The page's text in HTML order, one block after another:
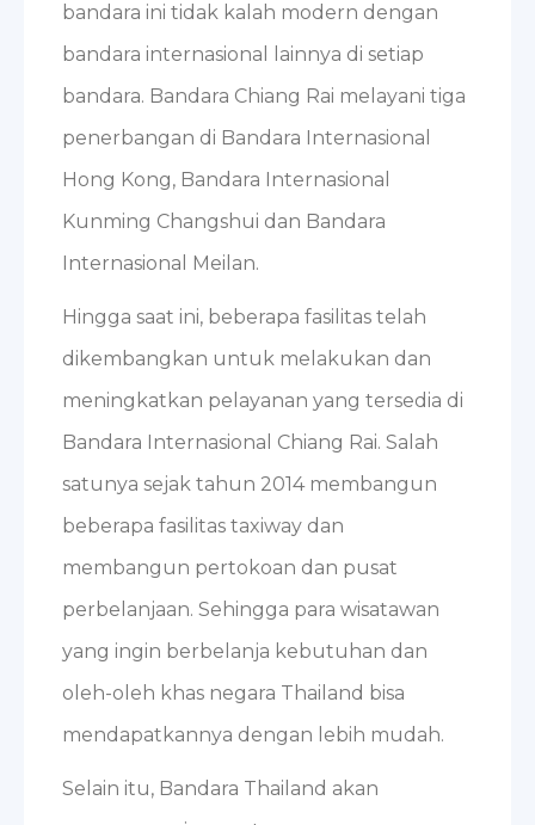
bandara ini tidak kalah modern dengan
bandara internasional lainnya di setiap
bandara. Bandara Chiang Rai melayani tiga
penerbangan di Bandara Internasional
Hong Kong, Bandara Internasional
Kunming Changshui dan Bandara
Internasional Meilan.
Hingga saat ini, beberapa fasilitas telah
dikembangkan untuk melakukan dan
meningkatkan pelayanan yang tersedia di
Bandara Internasional Chiang Rai. Salah
satunya sejak tahun 2014 membangun
beberapa fasilitas taxiway dan
membangun pertokoan dan pusat
perbelanjaan. Sehingga para wisatawan
yang ingin berbelanja kebutuhan dan
oleh-oleh khas negara Thailand bisa
mendapatkannya dengan lebih mudah.
Selain itu, Bandara Thailand akan